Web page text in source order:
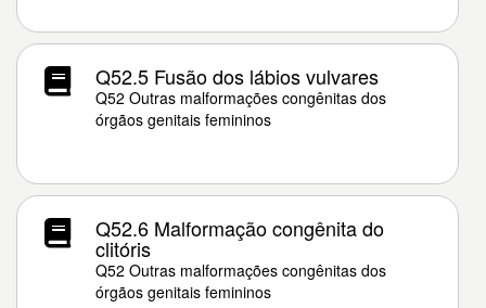
Q52.5 Fusão dos lábios vulvares
Q52 Outras malformações congênitas dos
órgãos genitais femininos
Q52.6 Malformação congênita do
clitóris
Q52 Outras malformações congênitas dos
órgãos genitais femininos